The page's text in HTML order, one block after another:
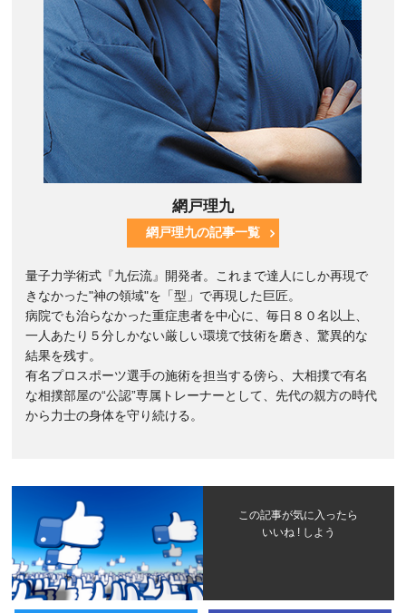
網戸理九
網戸理九の記事一覧
量子力学術式『九伝流』開発者。これまで達人にしか再現で
きなかった"神の領域"を「型」で再現した巨匠。
病院でも治らなかった重症患者を中心に、毎日８０名以上、
一人あたり５分しかない厳しい環境で技術を磨き、驚異的な
結果を残す。
有名プロスポーツ選手の施術を担当する傍ら、大相撲で有名
な相撲部屋の“公認”専属トレーナーとして、先代の親方の時代
から力士の身体を守り続ける。
この記事が気に入ったら
いいね ! しよう